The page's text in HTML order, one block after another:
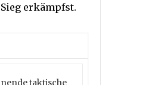
erkämpfst.
taktische